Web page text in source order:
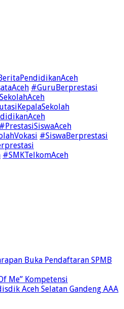
#GuruBerprestasi
#PrestasiSiswaAceh
#SiswaBerprestasi
#SMKTelkomAceh
Buka Pendaftaran SPMB
Me” Kompetensi
Aceh Selatan Gandeng AAA